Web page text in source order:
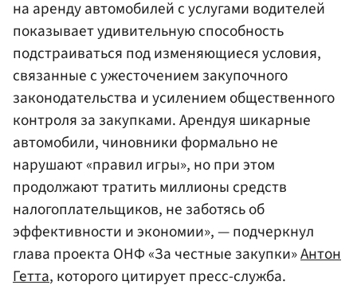
на аренду автомобилей с услугами водителей
показывает удивительную способность
подстраиваться под изменяющиеся условия,
связанные с ужесточением закупочного
законодательства и усилением общественного
контроля за закупками. Арендуя шикарные
автомобили, чиновники формально не
нарушают «правил игры», но при этом
продолжают тратить миллионы средств
налогоплательщиков, не заботясь об
эффективности и экономии», — подчеркнул
глава проекта ОНФ «За честные закупки»Антон
Гетта, которого цитирует пресс-служба.